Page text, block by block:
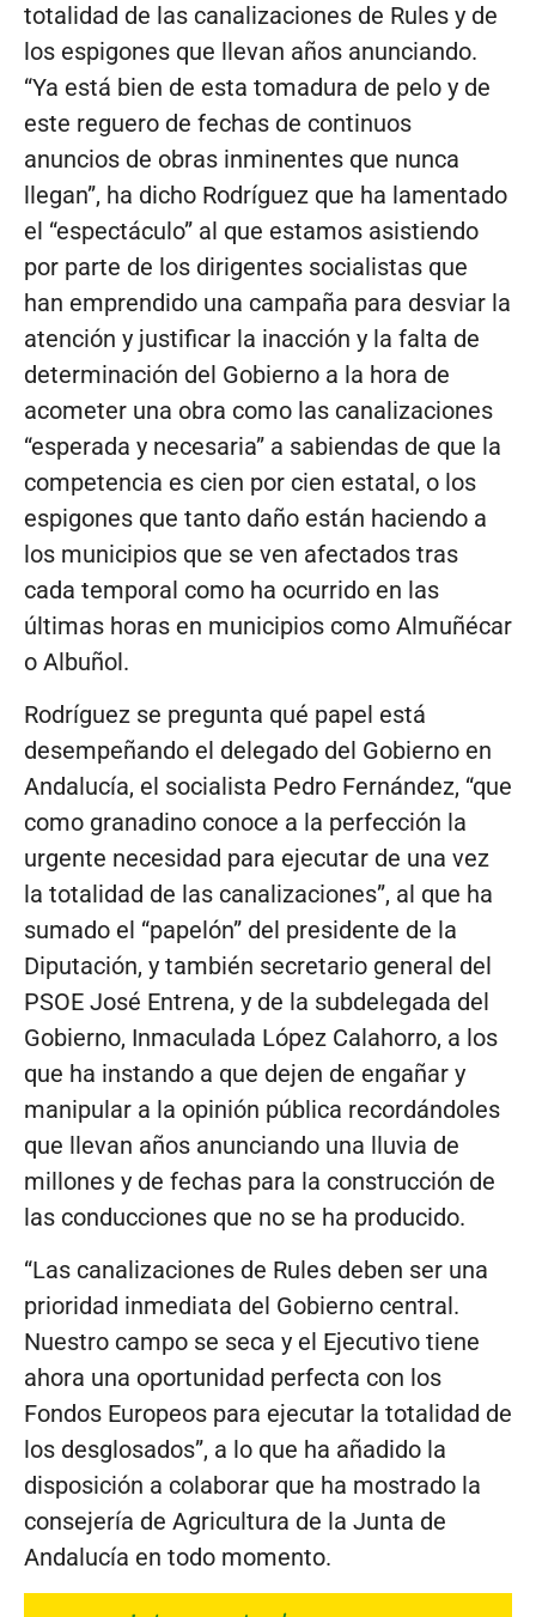
totalidad de las canalizaciones de Rules y de
los espigones que llevan años anunciando.
“Ya está bien de esta tomadura de pelo y de
este reguero de fechas de continuos
anuncios de obras inminentes que nunca
llegan”, ha dicho Rodríguez que ha lamentado
el “espectáculo” al que estamos asistiendo
por parte de los dirigentes socialistas que
han emprendido una campaña para desviar la
atención y justificar la inacción y la falta de
determinación del Gobierno a la hora de
acometer una obra como las canalizaciones
“esperada y necesaria” a sabiendas de que la
competencia es cien por cien estatal, o los
espigones que tanto daño están haciendo a
los municipios que se ven afectados tras
cada temporal como ha ocurrido en las
últimas horas en municipios como Almuñécar
o Albuñol.
Rodríguez se pregunta qué papel está
desempeñando el delegado del Gobierno en
Andalucía, el socialista Pedro Fernández, “que
como granadino conoce a la perfección la
urgente necesidad para ejecutar de una vez
la totalidad de las canalizaciones”, al que ha
sumado el “papelón” del presidente de la
Diputación, y también secretario general del
PSOE José Entrena, y de la subdelegada del
Gobierno, Inmaculada López Calahorro, a los
que ha instando a que dejen de engañar y
manipular a la opinión pública recordándoles
que llevan años anunciando una lluvia de
millones y de fechas para la construcción de
las conducciones que no se ha producido.
“Las canalizaciones de Rules deben ser una
prioridad inmediata del Gobierno central.
Nuestro campo se seca y el Ejecutivo tiene
ahora una oportunidad perfecta con los
Fondos Europeos para ejecutar la totalidad de
los desglosados”, a lo que ha añadido la
disposición a colaborar que ha mostrado la
consejería de Agricultura de la Junta de
Andalucía en todo momento.